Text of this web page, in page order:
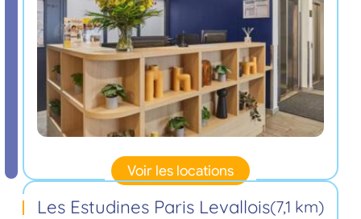
Voir les locations
Les Estudines Paris Levallois(7,1 km)